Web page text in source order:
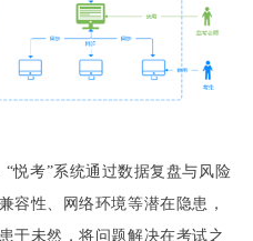
“悦考”系统通过数据复盘与风险
容性、网络环境等潜在隐患，
于未然，将问题解决在考试之